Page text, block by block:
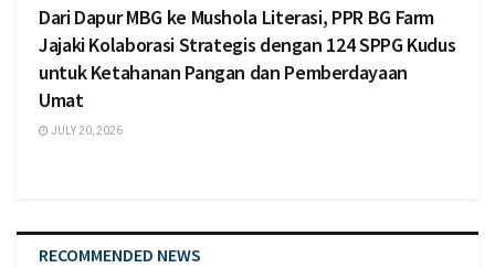
Dari Dapur MBG ke Mushola Literasi, PPR BG Farm
Jajaki Kolaborasi Strategis dengan 124 SPPG Kudus
untuk Ketahanan Pangan dan Pemberdayaan
Umat
JULY 20, 2026
RECOMMENDED NEWS